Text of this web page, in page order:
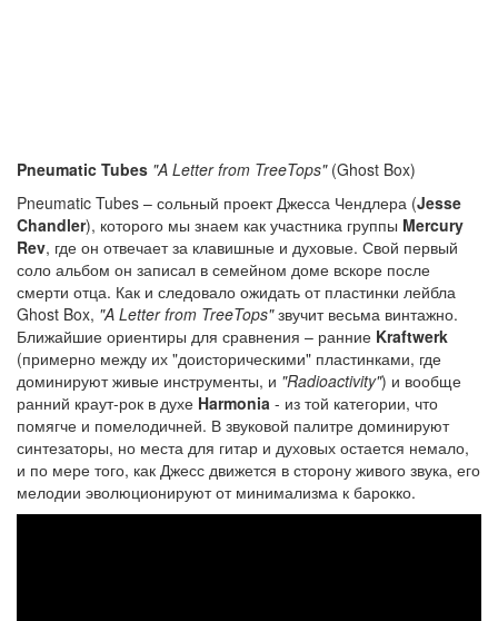
Pneumatic Tubes "A Letter from TreeTops"(Ghost Box)
Pneumatic Tubes – сольный проект Джесса Чендлера (Jesse
Chandler), которого мы знаем как участника группы Mercury
Rev, где он отвечает за клавишные и духовые. Свой первый
соло альбом он записал в семейном доме вскоре после
смерти отца. Как и следовало ожидать от пластинки лейбла
Ghost Box, "A Letter from TreeTops"звучит весьма винтажно.
Ближайшие ориентиры для сравнения – ранние Kraftwerk
(примерно между их "доисторическими" пластинками, где
доминируют живые инструменты, и "Radioactivity") и вообще
ранний краут-рок в духе Harmonia - из той категории, что
помягче и помелодичней. В звуковой палитре доминируют
синтезаторы, но места для гитар и духовых остается немало,
и по мере того, как Джесс движется в сторону живого звука, его
мелодии эволюционируют от минимализма к барокко.